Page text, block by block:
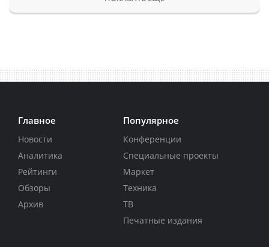
Главное
Новости
Аналитика
Рейтинги
Обзоры
Архив
Популярное
Конференции
Специальные проекты
Маркет
Техника
ТВ
Печатные издания